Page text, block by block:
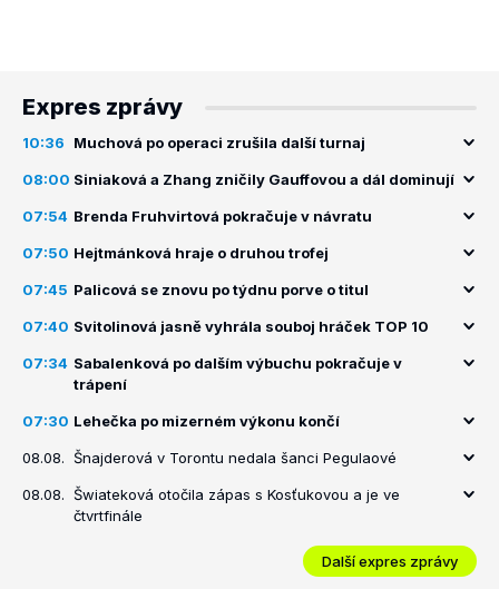
Expres zprávy
10:36 Muchová po operaci zrušila další turnaj
08:00 Siniaková a Zhang zničily Gauffovou a dál dominují
07:54 Brenda Fruhvirtová pokračuje v návratu
07:50 Hejtmánková hraje o druhou trofej
07:45 Palicová se znovu po týdnu porve o titul
07:40 Svitolinová jasně vyhrála souboj hráček TOP 10
07:34 Sabalenková po dalším výbuchu pokračuje v
trápení
07:30 Lehečka po mizerném výkonu končí
08.08. Šnajderová v Torontu nedala šanci Pegulaové
08.08. Šwiateková otočila zápas s Kosťukovou a je ve
čtvrtfinále
Další expres zprávy